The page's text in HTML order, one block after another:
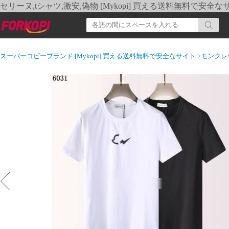
セリーヌ,tシャツ,激安,偽物 [Mykopi] 買える送料無料で安全な
スーパーコピーブランド [Mykopi] 買える送料無料で安全なサイト >モンク